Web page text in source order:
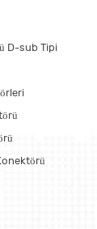
D-sub Tipi